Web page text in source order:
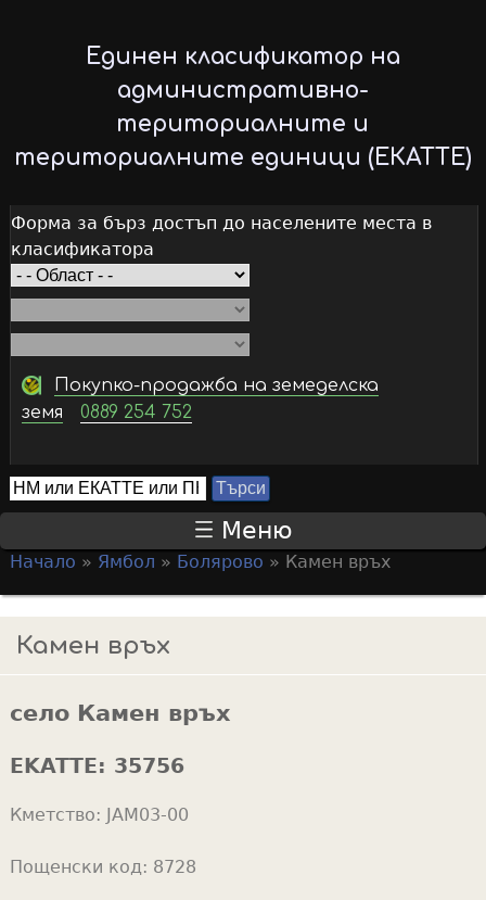
to
main
content
Единен класификатор на
административно-
териториалните и
териториалните единици (ЕКАТТЕ)
Форма за бърз достъп до населените места в
класификатора
Покупко-продажба на земеделска
земя
0889 254 752
S
e
r
c
h
f
r
m
Т
ъ
с
и
Меню
o
u
r
e
e
Начало » Ямбол » Болярово » Камен връх
Камен връх
село Камен връх
EKATTE: 35756
Кметство: JAM03-00
Пощенски код: 8728